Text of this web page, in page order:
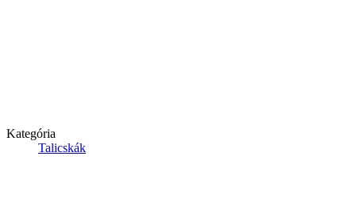
Kategória
Talicskák